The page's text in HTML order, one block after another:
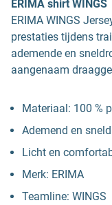
ERIMA shirt WINGS
ERIMA WINGS
prestaties tijdens
ademende en
aangenaam
Materiaal: 100 %
Ademend en
Licht en
Merk: ERIMA
Teamline: WINGS